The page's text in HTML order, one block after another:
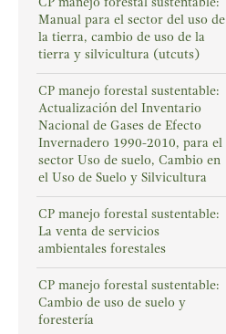
CP manejo forestal sustentable:
Manual para el sector del uso de
la tierra, cambio de uso de la
tierra y silvicultura (utcuts)
CP manejo forestal sustentable:
Actualización del Inventario
Nacional de Gases de Efecto
Invernadero 1990-2010, para el
sector Uso de suelo, Cambio en
el Uso de Suelo y Silvicultura
CP manejo forestal sustentable:
La venta de servicios
ambientales forestales
CP manejo forestal sustentable:
Cambio de uso de suelo y
forestería